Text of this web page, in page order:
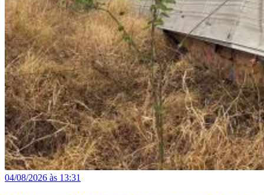
04/08/2026 às 13:31